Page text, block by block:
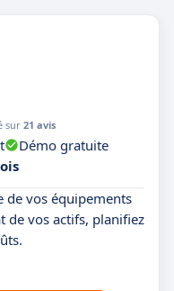
sur 21 avis
Démo gratuite
de vos équipements
de vos actifs, planifiez